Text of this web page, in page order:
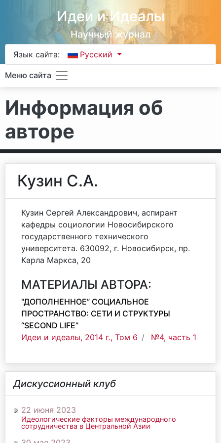
Идеи и Идеалы
Научный журнал
Язык сайта: Русский
Меню сайта
Информация об
авторе
Кузин С.А.
Кузин Сергей Александрович, аспирант
кафедры социологии Новосибирского
государственного технического
университета. 630092, г. Новосибирск, пр.
Карла Маркса, 20
МАТЕРИАЛЫ АВТОРА:
“ДОПОЛНЕННОЕ” СОЦИАЛЬНОЕ
ПРОСТРАНСТВО: СЕТИ И СТРУКТУРЫ
“SECOND LIFE”
Идеи и идеалы, 2014 г., Том 6
№4, часть 1
Дискуссионный клуб
22 июня 2023
Идеологические факторы международного
сотрудничества в Центральной Азии